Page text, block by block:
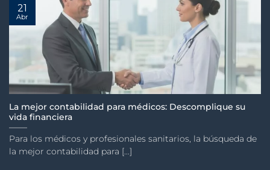
La mejor contabilidad para médicos: Descomplique su
vida financiera
Para los médicos y profesionales sanitarios, la búsqueda de
la mejor contabilidad para [...]
21
Abr